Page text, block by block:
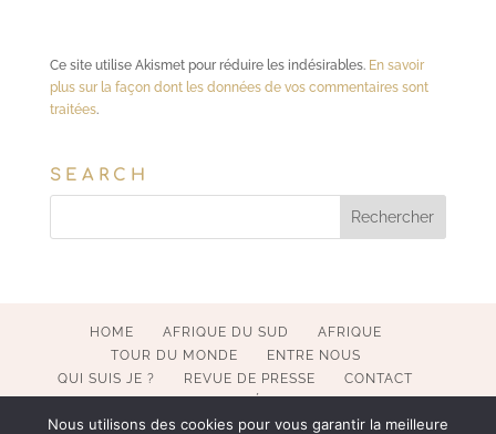
Ce site utilise Akismet pour réduire les indésirables. En savoir
plus sur la façon dont les données de vos commentaires sont
traitées.
SEARCH
HOME AFRIQUE DU SUD
AFRIQUE
TOUR DU MONDE
ENTRE NOUS
QUI SUIS JE ?
REVUE DE PRESSE
CONTACT
Nous utilisons des cookies pour vous garantir la meilleure